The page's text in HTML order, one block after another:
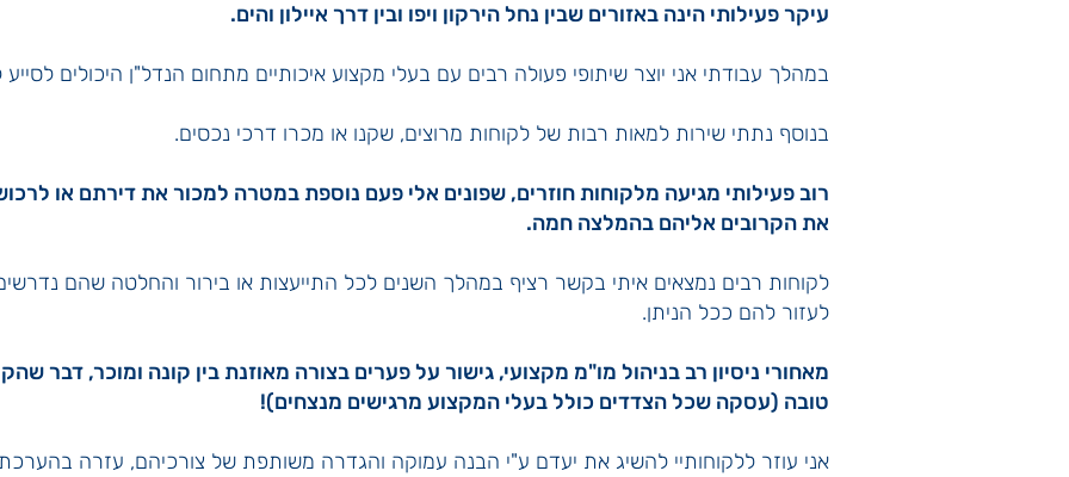
עיקר פעילותי הינה באזורים שבין נחל הירקון ויפו ובין דרך איילון והים.
במהלך עבודתי אני יוצר שיתופי פעולה רבים עם בעלי מקצוע איכותיים מתחום הנדל"ן היכולים לסייע
בנוסף נתתי שירות למאות רבות של לקוחות מרוצים, שקנו או מכרו דרכי נכסים.
רוב פעילותי מגיעה מלקוחות חוזרים, שפונים אלי פעם נוספת במטרה למכור את דירתם או
את הקרובים אליהם בהמלצה חמה.
לקוחות רבים נמצאים איתי בקשר רציף במהלך השנים לכל התייעצות או בירור והחלטה שהם
לעזור להם ככל הניתן.
מאחורי ניסיון רב בניהול מו"מ מקצועי, גישור על פערים בצורה מאוזנת בין קונה ומוכר, דבר
טובה (עסקה שכל הצדדים כולל בעלי המקצוע מרגישים מנצחים)!
אני עוזר ללקוחותיי להשיג את יעדם ע"י הבנה עמוקה והגדרה משותפת של צורכיהם, עזרה